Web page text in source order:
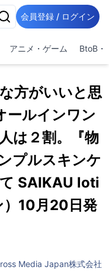
会員登録 / ログイン
アニメ・ゲーム BtoB・
方がいいと思
ルインワン
は２割。『物
プルスキンケ
SAIKAU loti
）10月20日発
Media Japan株式会社